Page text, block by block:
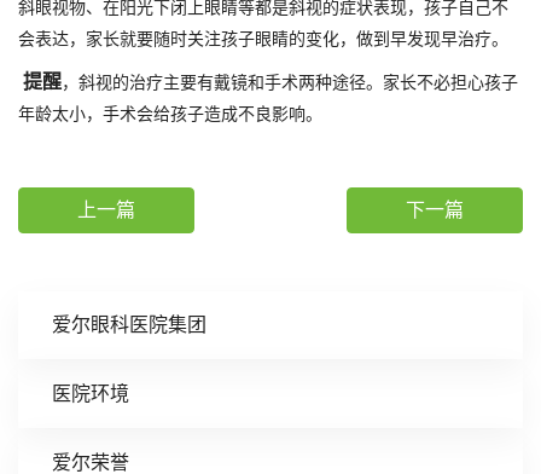
爱尔眼科医院集团
医院环境
爱尔荣誉
斜眼视物、在阳光下闭上眼睛等都是斜视的症状表现，孩子自己不
会表达，家长就要随时关注孩子眼睛的变化，做到早发现早治疗。
提醒，斜视的治疗主要有戴镜和手术两种途径。家长不必担心孩子
年龄太小，手术会给孩子造成不良影响。
上一篇 下一篇